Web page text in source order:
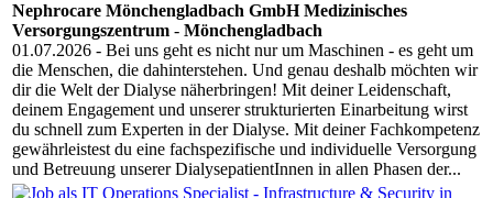
Nephrocare Mönchengladbach GmbH Medizinisches
Versorgungszentrum - Mönchengladbach
01.07.2026 - Bei uns geht es nicht nur um Maschinen - es geht um
die Menschen, die dahinterstehen. Und genau deshalb möchten wir
dir die Welt der Dialyse näherbringen! Mit deiner Leidenschaft,
deinem Engagement und unserer strukturierten Einarbeitung wirst
du schnell zum Experten in der Dialyse. Mit deiner Fachkompetenz
gewährleistest du eine fachspezifische und individuelle Versorgung
und Betreuung unserer DialysepatientInnen in allen Phasen der...